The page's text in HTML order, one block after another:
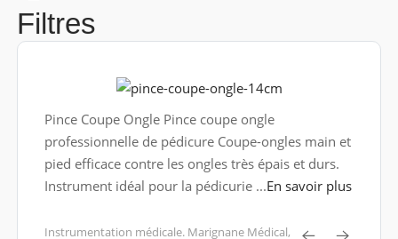
Filtres
Pince Coupe Ongle Pince coupe ongle
professionnelle de pédicure Coupe-ongles main et
pied efficace contre les ongles très épais et durs.
Instrument idéal pour la pédicurie ...En savoir plus
Instrumentation médicale. Marignane Médical,